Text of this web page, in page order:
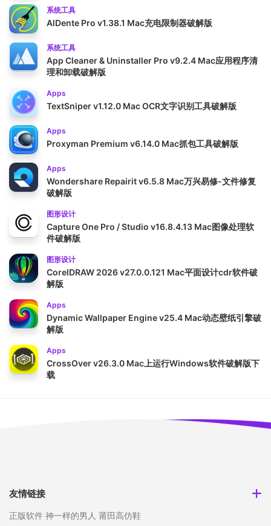
系统工具
AlDente Pro v1.38.1 Mac充电限制器破解版
系统工具
App Cleaner & Uninstaller Pro v9.2.4 Mac应用程序清
理和卸载破解版
Apps
TextSniper v1.12.0 Mac OCR文字识别工具破解版
Apps
Proxyman Premium v6.14.0 Mac抓包工具破解版
Apps
Wondershare Repairit v6.5.8 Mac万兴易修-文件修复
破解版
图形设计
Capture One Pro / Studio v16.8.4.13 Mac图像处理软
件破解版
图形设计
CorelDRAW 2026 v27.0.0.121 Mac平面设计cdr软件破
解版
Apps
Dynamic Wallpaper Engine v25.4 Mac动态壁纸引擎破
解版
Apps
CrossOver v26.3.0 Mac上运行Windows软件破解版下
载
友情链接
正版软件 神一样的男人 莆田高仿鞋